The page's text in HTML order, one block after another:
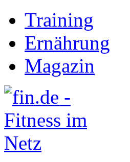
Training
Ernährung
Magazin